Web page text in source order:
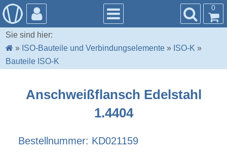
0
Sie sind hier:
» ISO-Bauteile und Verbindungselemente » ISO-K »
Bauteile ISO-K
Anschweißflansch Edelstahl
1.4404
Bestellnummer: KD021159